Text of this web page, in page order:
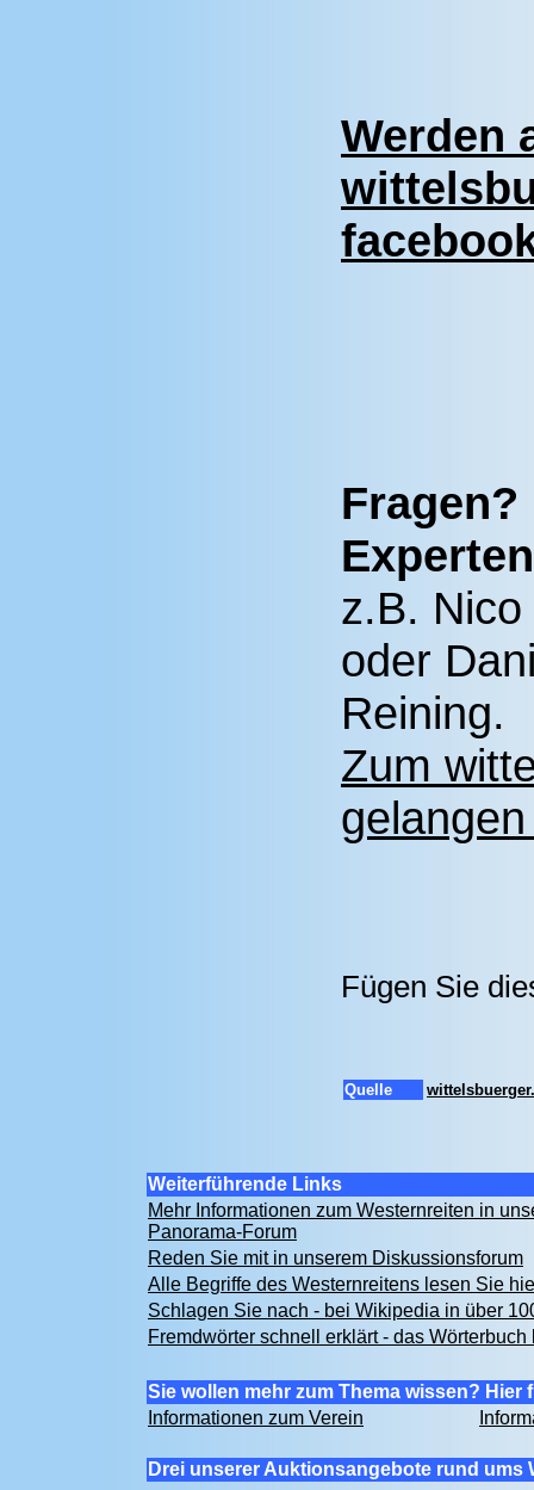
Werden
z.B.
oder
Reining.
Zum
Fügen Sie
Quelle
Weiterführende Links
Mehr Informationen zum Westernreiten in
Panorama-Forum
Reden Sie mit in unserem Diskussionsforum
Alle Begriffe des Westernreitens lesen Sie
Schlagen Sie nach - bei Wikipedia in über
Fremdwörter schnell erklärt - das Wörterbuch
Sie wollen mehr zum Thema wissen? Hier
Informationen zum Verein
Drei unserer Auktionsangebote rund ums